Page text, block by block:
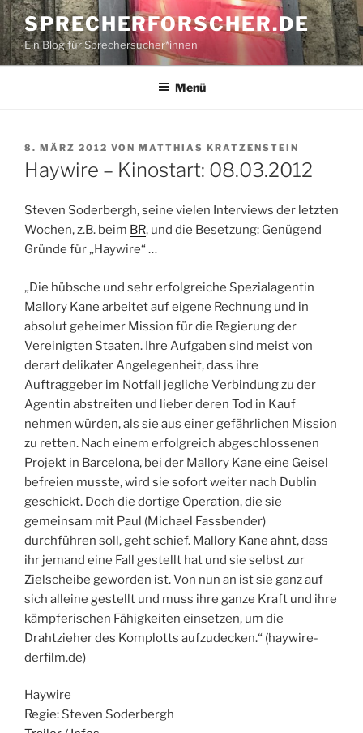
Zum
Inhalt
springen
SPRECHERFORSCHER.DE
Ein Blog für Sprechersucher*innen
Menü
VERÖFFENTLICHT
AM
8. MÄRZ 2012 VON MATTHIAS KRATZENSTEIN
Haywire – Kinostart: 08.03.2012
Steven Soderbergh, seine vielen Interviews der letzten
Wochen, z.B. beim BR, und die Besetzung: Genügend
Gründe für „Haywire“ …
„Die hübsche und sehr erfolgreiche Spezialagentin
Mallory Kane arbeitet aufeigene Rechnung und in
absolut geheimer Mission für die Regierung der
Vereinigten Staaten. Ihre Aufgaben sind meist von
derart delikater Angelegenheit, dass ihre
Auftraggeber im Notfall jegliche Verbindung zu der
Agentin abstreiten und lieber deren Tod in Kauf
nehmen würden, als sie aus einer gefährlichen Mission
zu retten. Nach einem erfolgreich abgeschlossenen
Projekt in Barcelona, bei der Mallory Kane eine Geisel
befreien musste, wird sie sofort weiter nach Dublin
geschickt. Doch die dortige Operation, die sie
gemeinsam mit Paul (Michael Fassbender)
durchführen soll, geht schief. Mallory Kane ahnt, dass
ihr jemand eine Fall gestellt hat und sie selbst zur
Zielscheibe geworden ist. Von nun an ist sie ganz auf
sich alleine gestellt und muss ihre ganze Kraft und ihre
kämpferischen Fähigkeiten einsetzen, um die
Drahtzieher des Komplotts aufzudecken.“ (haywire-
derfilm.de)
Haywire
Regie: Steven Soderbergh